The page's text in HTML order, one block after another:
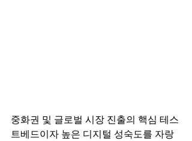
중화권 및 글로벌 시장 진출의 핵심 테스
트베드이자 높은 디지털 성숙도를 자랑